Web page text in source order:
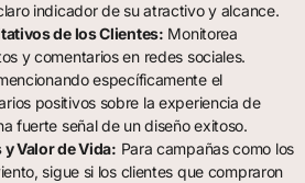
indicador de su atractivo y alcance.
de los Clientes: Monitorea
y comentarios en redes sociales.
específicamente el
positivos sobre la experiencia de
fuerte señal de un diseño exitoso.
Valor de Vida: Para campañas como los
sigue si los clientes que compraron